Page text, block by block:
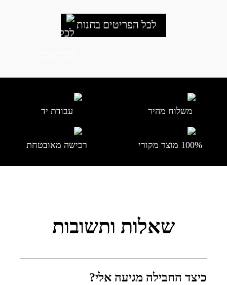
לכל הפריטים בחנות
משלוח מהיר עבודת יד
100% מוצר מקורי רכישה מאובטחת
שאלות ותשובות
כיצד החבילה מגיעה אלי?